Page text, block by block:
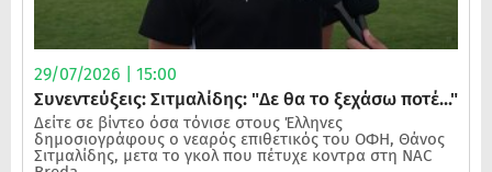
29/07/2026 | 15:00
Συνεντεύξεις: Σιτμαλίδης: "Δε θα το ξεχάσω ποτέ..."
Δείτε σε βίντεο όσα τόνισε στους Έλληνες
δημοσιογράφους ο νεαρός επιθετικός του ΟΦΗ, Θάνος
Σιτμαλίδης, μετα το γκολ που πέτυχε κοντρα στη NAC